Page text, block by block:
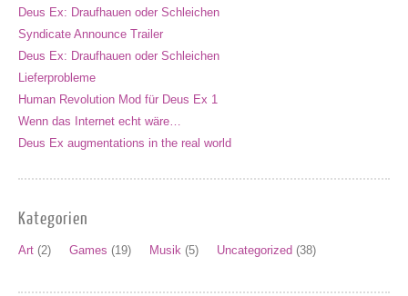
Deus Ex: Draufhauen oder Schleichen
Syndicate Announce Trailer
Deus Ex: Draufhauen oder Schleichen
Lieferprobleme
Human Revolution Mod für Deus Ex 1
Wenn das Internet echt wäre…
Deus Ex augmentations in the real world
Kategorien
Art (2) Games (19) Musik (5) Uncategorized (38)